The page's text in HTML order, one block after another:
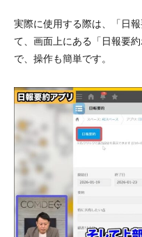
実際に使用する際は、「日
て、画面上にある「日報要
で、操作も簡単です。